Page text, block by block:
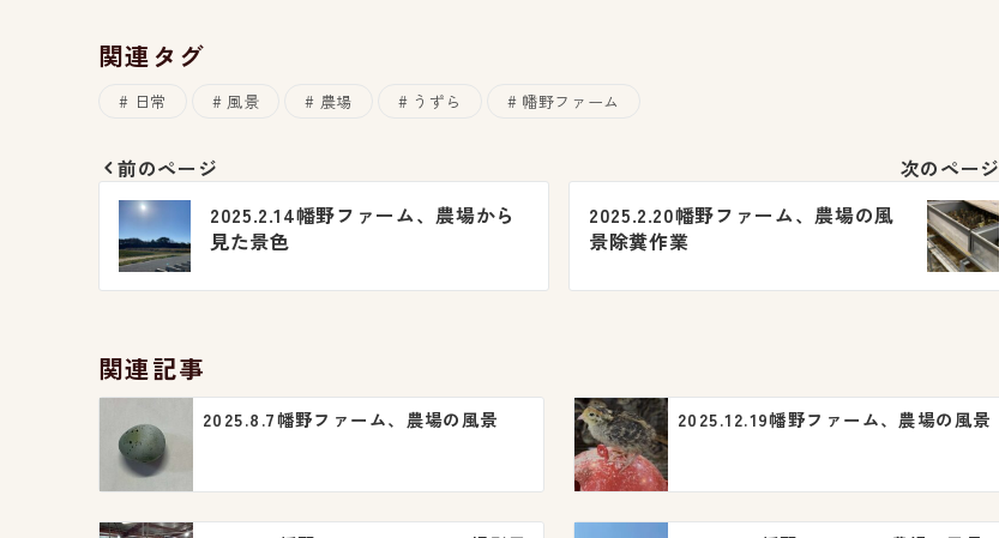
関連タグ
日常 風景 農場 うずら 幡野ファーム
投
稿
ナ
ゲ
ー
シ
ョ
前のページ
2025.2.14幡野ファーム、農場から
見た景色
次のページ
2025.2.20幡野ファーム、農場の風
景除糞作業
関連記事
2025.8.7幡野ファーム、農場の風景 2025.12.19幡野ファーム、農場の風景